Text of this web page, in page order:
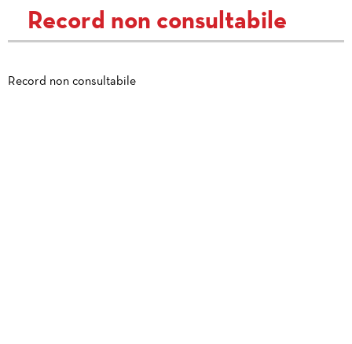
Record non consultabile
Record non consultabile